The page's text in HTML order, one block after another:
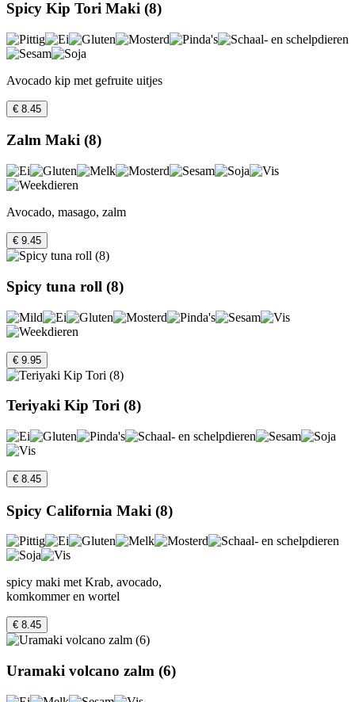
Spicy Kip Tori Maki (8)
Avocado kip met gefruite uitjes
€ 8.45
Zalm Maki (8)
Avocado, masago, zalm
€ 9.45
Spicy tuna roll (8)
€ 9.95
Teriyaki Kip Tori (8)
€ 8.45
Spicy California Maki (8)
spicy maki met Krab, avocado,
komkommer en wortel
€ 8.45
Uramaki volcano zalm (6)